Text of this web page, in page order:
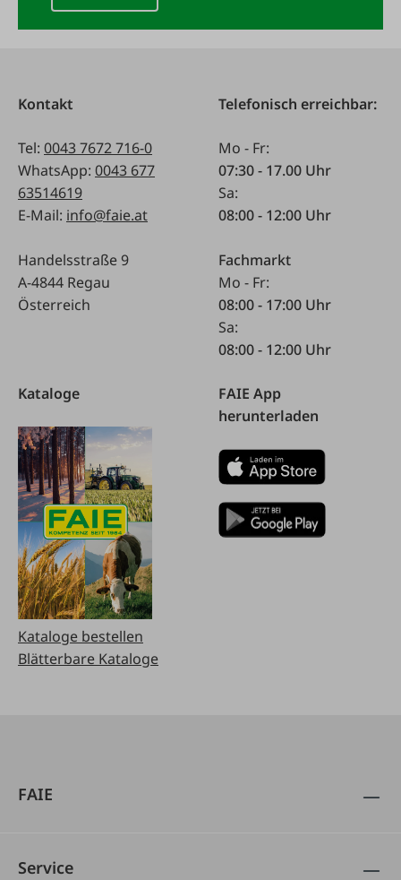
Kontakt
Tel: 0043 7672 716-0
WhatsApp: 0043 677
63514619
E-Mail: info@faie.at
Handelsstraße 9
A-4844 Regau
Österreich
Telefonisch erreichbar:
Mo - Fr:
07:30 - 17.00 Uhr
Sa:
08:00 - 12:00 Uhr
Fachmarkt
Mo - Fr:
08:00 - 17:00 Uhr
Sa:
08:00 - 12:00 Uhr
Kataloge
Kataloge bestellen
Blätterbare Kataloge
FAIE App
herunterladen
FAIE
Service